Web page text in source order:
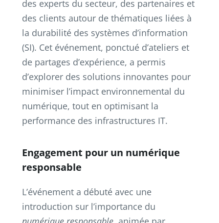
des experts du secteur, des partenaires et
des clients autour de thématiques liées à
la durabilité des systèmes d’information
(SI). Cet événement, ponctué d’ateliers et
de partages d’expérience, a permis
d’explorer des solutions innovantes pour
minimiser l’impact environnemental du
numérique, tout en optimisant la
performance des infrastructures IT.
Engagement pour un numérique
responsable
L’événement a débuté avec une
introduction sur l’importance du